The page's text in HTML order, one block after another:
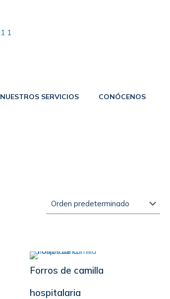
NUESTROS SERVICIOS CONÓCENOS
Forros de camilla
hospitalaria